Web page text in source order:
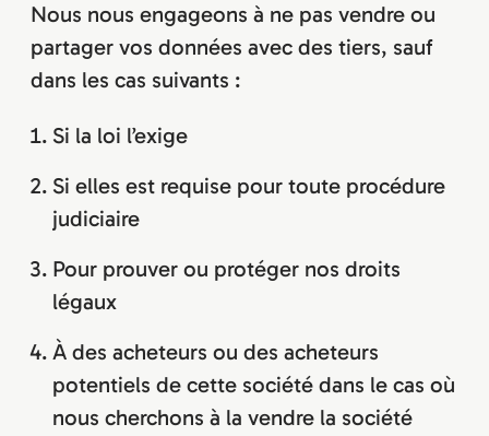
Nous nous engageons à ne pas vendre ou
partager vos données avec des tiers, sauf
dans les cas suivants :
Si la loi l’exige
Si elles est requise pour toute procédure
judiciaire
Pour prouver ou protéger nos droits
légaux
À des acheteurs ou des acheteurs
potentiels de cette société dans le cas où
nous cherchons à la vendre la société